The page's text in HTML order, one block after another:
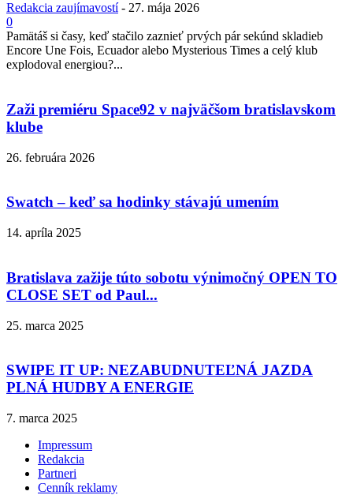
Redakcia zaujímavostí - 27. mája 2026
0
Pamätáš si časy, keď stačilo zaznieť prvých pár sekúnd skladieb
Encore Une Fois, Ecuador alebo Mysterious Times a celý klub
explodoval energiou?...
Zaži premiéru Space92 v najväčšom bratislavskom
klube
26. februára 2026
Swatch – keď sa hodinky stávajú umením
14. apríla 2025
Bratislava zažije túto sobotu výnimočný OPEN TO
CLOSE SET od Paul...
25. marca 2025
SWIPE IT UP: NEZABUDNUTEĽNÁ JAZDA
PLNÁ HUDBY A ENERGIE
7. marca 2025
Impressum
Redakcia
Partneri
Cenník reklamy